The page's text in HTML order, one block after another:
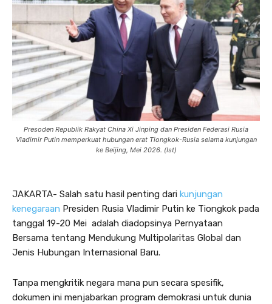
Presoden Republik Rakyat China Xi Jinping dan Presiden Federasi Rusia
Vladimir Putin memperkuat hubungan erat Tiongkok-Rusia selama kunjungan
ke Beijing, Mei 2026. (Ist)
L
a
n
g
s
n
g
JAKARTA- Salah satu hasil penting dari kunjungan
kenegaraan Presiden Rusia Vladimir Putin ke Tiongkok pada
tanggal 19-20 Mei adalah diadopsinya Pernyataan
Bersama tentang Mendukung Multipolaritas Global dan
Jenis Hubungan Internasional Baru.
Tanpa mengkritik negara mana pun secara spesifik,
dokumen ini menjabarkan program demokrasi untuk dunia